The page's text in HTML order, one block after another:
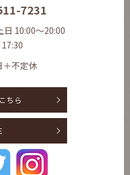
7231
日 10:00～20:00
不定休
ちら